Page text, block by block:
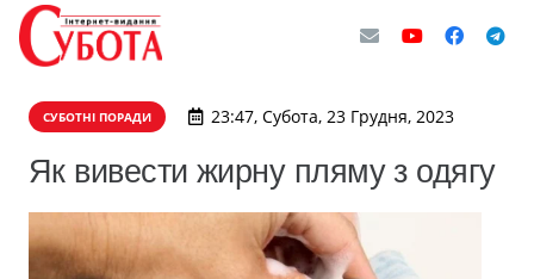
СУБОТНІ ПОРАДИ 23:47, Субота, 23 Грудня, 2023
Як вивести жирну пляму з одягу